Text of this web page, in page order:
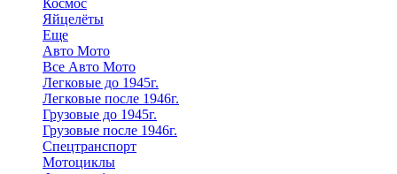
Космос
Яйцелёты
Еще
Авто Мото
Все Авто Мото
Легковые до 1945г.
Легковые после 1946г.
Грузовые до 1945г.
Грузовые после 1946г.
Спецтранспорт
Мотоциклы